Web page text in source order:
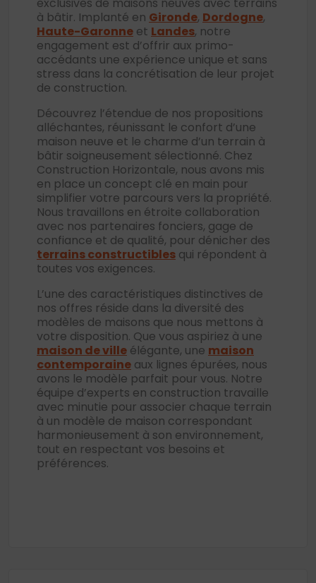
à bâtir. Implanté en Gironde, Dordogne,
Haute-Garonne et Landes, notre
engagement est d’offrir aux primo-
accédants une expérience unique et sans
stress dans la concrétisation de leur projet
de construction.
Découvrez l’étendue de nos propositions
alléchantes, réunissant le confort d’une
maison neuve et le charme d’un terrain à
bâtir soigneusement sélectionné. Chez
Construction Horizontale, nous avons mis
en place un concept clé en main pour
simplifier votre parcours vers la propriété.
Nous travaillons en étroite collaboration
avec nos partenaires fonciers, gage de
confiance et de qualité, pour dénicher des
terrains constructibles qui répondent à
toutes vos exigences.
L’une des caractéristiques distinctives de
nos offres réside dans la diversité des
modèles de maisons que nous mettons à
votre disposition. Que vous aspiriez à une
maison de ville élégante, une maison
contemporaine aux lignes épurées, nous
avons le modèle parfait pour vous. Notre
équipe d’experts en construction travaille
avec minutie pour associer chaque terrain
à un modèle de maison correspondant
harmonieusement à son environnement,
tout en respectant vos besoins et
préférences.